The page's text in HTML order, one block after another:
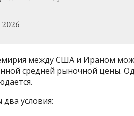
между США и Ираном
средней рыночной цены.
условия: